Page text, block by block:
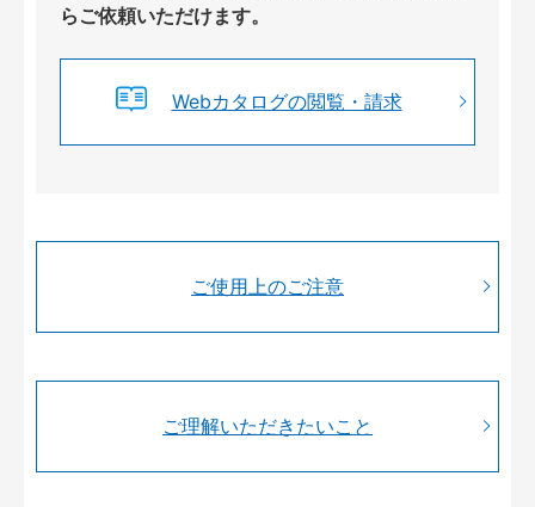
らご依頼いただけます。
Webカタログの閲覧・請求
ご使用上のご注意
ご理解いただきたいこと